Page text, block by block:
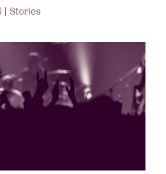
| Stories